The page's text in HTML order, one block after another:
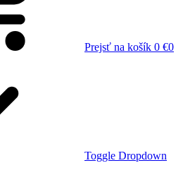
Prejsť na košík 0 €0
Toggle Dropdown